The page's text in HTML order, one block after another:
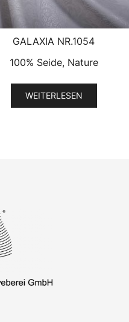
GALAXIA NR.1054
100% Seide, Nature
WEITERLESEN